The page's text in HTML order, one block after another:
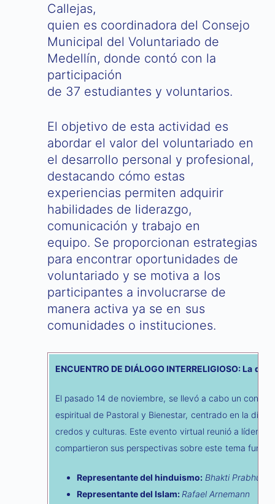
Callejas,
quien es coordinadora del Consejo
Municipal del Voluntariado de
Medellín, donde contó con la
participación
de 37 estudiantes y voluntarios.
El objetivo de esta actividad es
abordar el valor del voluntariado en
el desarrollo personal y profesional,
destacando cómo estas
experiencias permiten adquirir
habilidades de liderazgo,
comunicación y trabajo en
equipo. Se proporcionan estrategias
para encontrar oportunidades de
voluntariado y se motiva a los
participantes a involucrarse de
manera activa ya se en sus
comunidades o instituciones.
ENCUENTRO DE DIÁLOGO INTERRELIGIOSO: La
El pasado 14 de noviembre, se llevó a cabo un
espiritual de Pastoral y Bienestar, centrado en la
credos y culturas. Este evento virtual reunió a líderes
compartieron sus perspectivas sobre este tema
Representante del hinduismo: Bhakti
Representante del Islam: Rafael Arnemann